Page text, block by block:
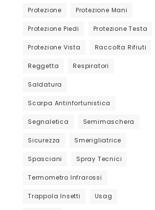
Protezione Protezione Mani
Protezione Piedi Protezione Testa
Protezione Vista Raccolta Rifiuti
Reggetta Respiratori
Saldatura
Scarpa Antinfortunistica
Segnaletica Semimaschera
Sicurezza Smerigliatrice
Spasciani Spray Tecnici
Termometro Infrarossi
Trappola Insetti Usag